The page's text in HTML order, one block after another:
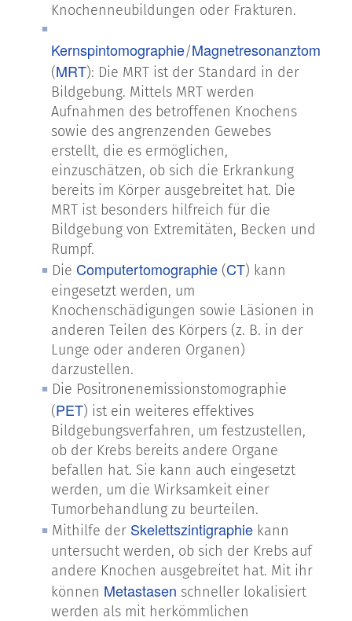
Knochenneubildungen oder Frakturen.
Kernspintomographie/
(MRT): Die MRT ist der Standard in der
Bildgebung. Mittels MRT werden
Aufnahmen des betroffenen Knochens
sowie des angrenzenden Gewebes
erstellt, die es ermöglichen,
einzuschätzen, ob sich die Erkrankung
bereits im Körper ausgebreitet hat. Die
MRT ist besonders hilfreich für die
Bildgebung von Extremitäten, Becken und
Rumpf.
Die Computertomographie (CT) kann
eingesetzt werden, um
Knochenschädigungen sowie Läsionen in
anderen Teilen des Körpers (z. B. in der
Lunge oder anderen Organen)
darzustellen.
Die Positronenemissionstomographie
(PET) ist ein weiteres effektives
Bildgebungsverfahren, um festzustellen,
ob der Krebs bereits andere Organe
befallen hat. Sie kann auch eingesetzt
werden, um die Wirksamkeit einer
Tumorbehandlung zu beurteilen.
Mithilfe der Skelettszintigraphie kann
untersucht werden, ob sich der Krebs auf
andere Knochen ausgebreitet hat. Mit ihr
können Metastasen schneller lokalisiert
werden als mit herkömmlichen